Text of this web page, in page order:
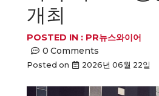
개최
POSTED IN : PR뉴스와이어
0 Comments
Posted on 2026년 06월 22일